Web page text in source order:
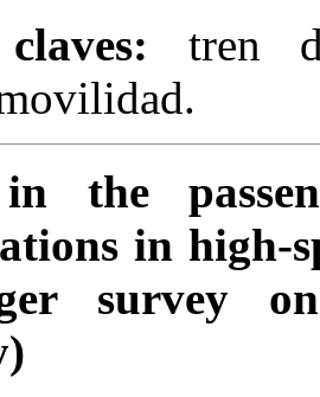
tren
in the
in high-
survey